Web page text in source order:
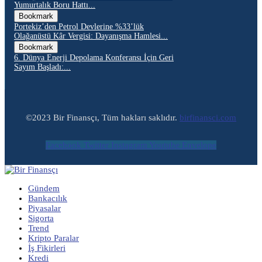
Yumurtalık Boru Hattı...
Bookmark
Portekiz’den Petrol Devlerine %33’lük
Olağanüstü Kâr Vergisi: Dayanışma Hamlesi...
Bookmark
6. Dünya Enerji Depolama Konferansı İçin Geri
Sayım Başladı:...
©2023 Bir Finansçı, Tüm hakları saklıdır. birfinansci.com
Facebook Twitter Instagram Youtube Envelope
Gündem
Bankacılık
Piyasalar
Sigorta
Trend
Kripto Paralar
İş Fikirleri
Kredi